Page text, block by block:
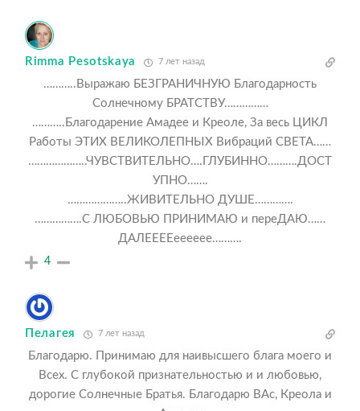
Rimma Pesotskaya 7 лет назад
………..Выражаю БЕЗГРАНИЧНУЮ Благодарность
Солнечному БРАТСТВУ……………
………..Благодарение Амадее и Креоле, За весь ЦИКЛ
Работы ЭТИХ ВЕЛИКОЛЕПНЫХ Вибраций СВЕТА……
………………..ЧУВСТВИТЕЛЬНО….ГЛУБИННО……….ДОСТ
УПНО…….
………………..ЖИВИТЕЛЬНО ДУШЕ………….
…………….С ЛЮБОВЬЮ ПРИНИМАЮ и переДАЮ……
ДАЛЕЕЕЕееееее……….
4
Пелагея 7 лет назад
Благодарю. Принимаю для наивысшего блага моего и
Всех. С глубокой признательностью и и любовью,
дорогие Солнечные Братья. Благодарю ВАс, Креола и